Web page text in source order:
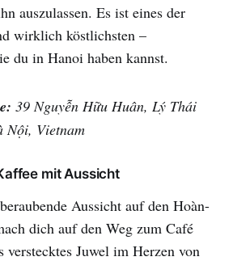
auszulassen. Es ist eines der
wirklich köstlichsten –
du in Hanoi haben kannst.
39 Nguyễn Hữu Huân, Lý Thái
Nội, Vietnam
mit Aussicht
Aussicht auf den Hoàn-
dich auf den Weg zum Café
verstecktes Juwel im Herzen von